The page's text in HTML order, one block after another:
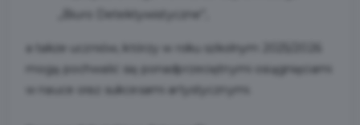
„Biuro Detektywistyczne”,
a także uczniów, którzy w roku szkolnym 2025/2026
mogą pochwalić się ponadprzeciętnymi osiągnięciami
w nauce oraz sukcesami artystycznymi.